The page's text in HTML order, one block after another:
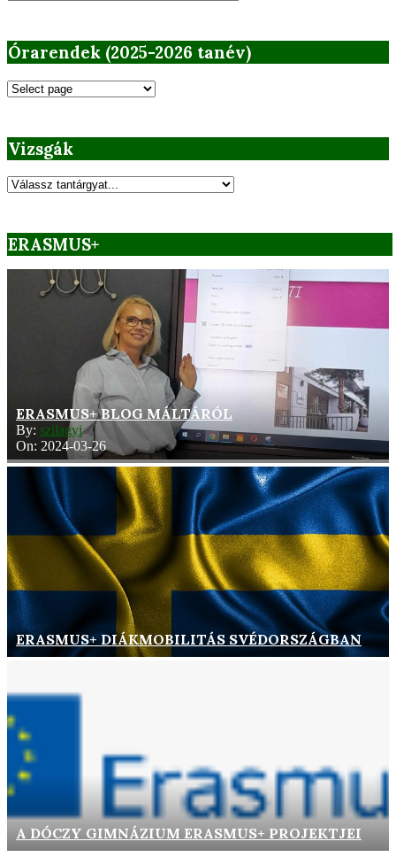
Órarendek (2025-2026 tanév)
Órarendek
tanév)
Vizsgák
Vizsgák
ERASMUS+
ERASMUS+ BLOG MÁLTÁRÓL
By: szilagyi
On: 2024-03-26
ERASMUS+ DIÁKMOBILITÁS SVÉDORSZÁGBAN
A DÓCZY GIMNÁZIUM ERASMUS+ PROJEKTJEI